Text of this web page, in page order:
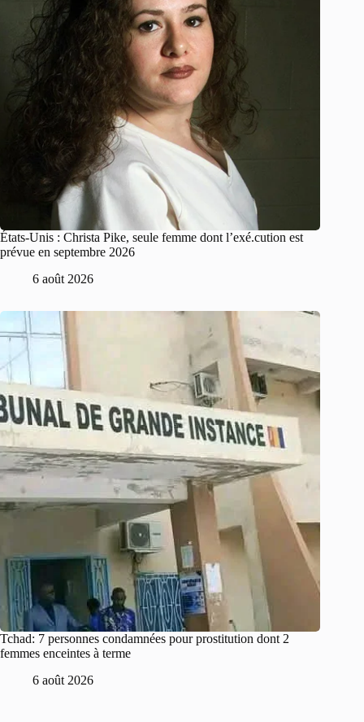
États-Unis : Christa Pike, seule femme dont l’exé.cution est
prévue en septembre 2026
6 août 2026
Tchad: 7 personnes condamnées pour prostitution dont 2
femmes enceintes à terme
6 août 2026